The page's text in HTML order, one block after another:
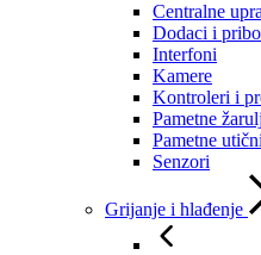
Centralne
Dodaci i
Interfoni
Kamere
Kontroleri i
Pametne
Pametne
Senzori
Grijanje i hlađenje